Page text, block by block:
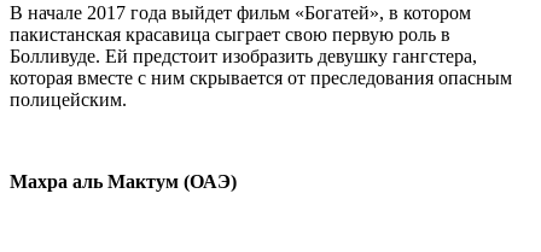
В начале 2017 года выйдет фильм «Богатей», в котором
пакистанская красавица сыграет свою первую роль в
Болливуде. Ей предстоит изобразить девушку гангстера,
которая вместе с ним скрывается от преследования опасным
полицейским.
Махра аль Мактум (ОАЭ)